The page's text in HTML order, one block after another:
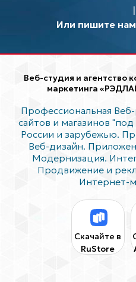
Или пишите нам
Веб-студия и агентство
маркетинга
Профессиональная
сайтов и магазинов
России и зарубежью.
Веб-дизайн.
Модернизация.
Продвижение и
Интернет-
Скачайте в
RuStore